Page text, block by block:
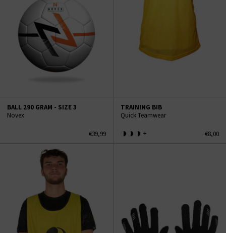
BALL 290 GRAM - SIZE 3
Novex
€39,99
TRAINING BIB
Quick Teamwear
+ €8,00